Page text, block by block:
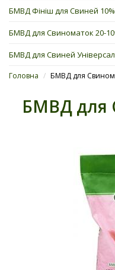
БМВД Фініш для Свиней 10%
БМВД для Свиноматок 20-
БМВД для Свиней
Головна / БМВД для
БМВД для